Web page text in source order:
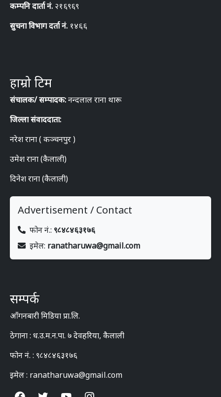
कम्पनि दार्ता नं. २१६९६९
सुचना विभाग दर्ता नं. १४६६
हाम्रो टिम
संचालक/ सम्पादक:नन्दलाल राना थारू
जिल्ला संवाददाता:
नरेश राना ( कञ्चनपुर )
उमेश राना (कैलाली)
दिनेश राना (कैलाली)
Advertisement / Contact
फोन नं.: ९८४८४६३१७६
इमेल: ranatharuwa@gmail.com
सम्पर्क
आँगनबारी मिडिया प्रा.लि.
ठेगाना : ध.उ.म.न.पा. ७ देवहरिया, कैलाली
फोन नं. : ९८४८४६३१७६
इमेल : ranatharuwa@gmail.com